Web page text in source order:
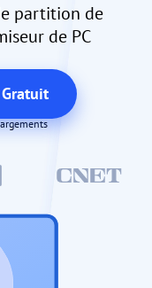
partition de
de PC